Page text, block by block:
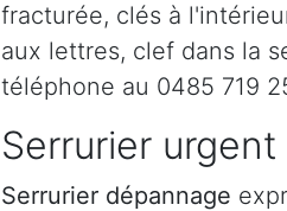
fracturée, clés à
aux lettres, clef dans la
téléphone au 0485 719
Serrurier
Serrurier dépannage